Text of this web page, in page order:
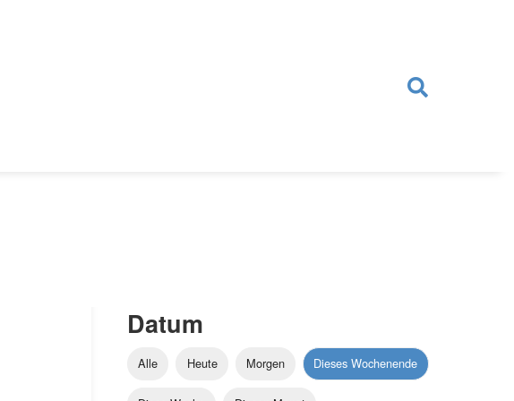
Datum
Alle Heute Morgen Dieses Wochenende